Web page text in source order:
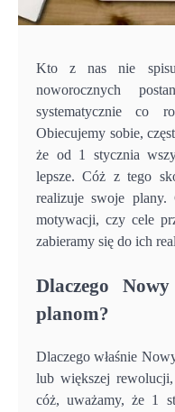
Kto z nas nie
noworocznych
systematycznie co
Obiecujemy sobie,
że od 1 stycznia
lepsze. Cóż z tego
realizuje swoje
motywacji, czy cele
zabieramy się do ich
Dlaczego
planom?
Dlaczego właśnie
lub większej
cóż, uważamy, że 1